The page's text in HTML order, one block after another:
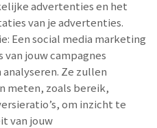
advertenties en het
van je advertenties.
Een social media marketing
jouw campagnes
Ze zullen
meten, zoals bereik,
om inzicht te
van jouw